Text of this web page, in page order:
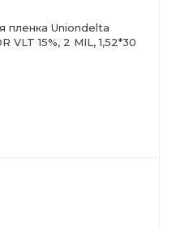
пленка Uniondelta
VLT 15%, 2 MIL, 1,52*30